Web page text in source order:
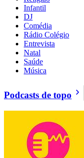
Infantil
DJ
Comédia
Rádio Colégio
Entrevista
Natal
Saúde
Música
Podcasts de topo